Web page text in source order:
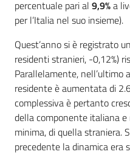
percentuale pari al 9,9%a
per l’Italia nel suo insieme).
Quest’anno si è registrato
residenti stranieri, -0,12%)
Parallelamente, nell’ultimo
residente è aumentata di
complessiva è pertanto
della componente italiana
minima, di quella straniera.
precedente la dinamica